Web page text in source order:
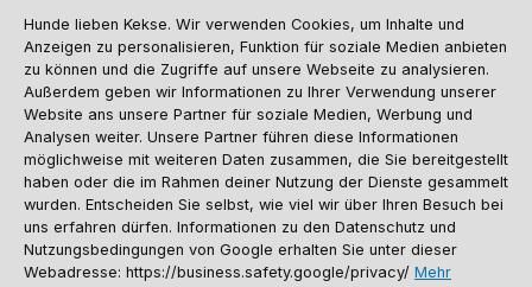
Oder über unserKontaktformular.
Vertrag widerrufen
Kundenservice
Informationen
Social Media und Kontakt
Hunde lieben Kekse. Wir verwenden Cookies, um Inhalte und
Anzeigen zu personalisieren, Funktion für soziale Medien anbieten
zu können und die Zugriffe auf unsere Webseite zu analysieren.
Außerdem geben wir Informationen zu Ihrer Verwendung unserer
Website ans unsere Partner für soziale Medien, Werbung und
Analysen weiter. Unsere Partner führen diese Informationen
möglichweise mit weiteren Daten zusammen, die Sie bereitgestellt
haben oder die im Rahmen deiner Nutzung der Dienste gesammelt
wurden. Entscheiden Sie selbst, wie viel wir über Ihren Besuch bei
uns erfahren dürfen. Informationen zu den Datenschutz und
Nutzungsbedingungen von Google erhalten Sie unter dieser
Webadresse: https://business.safety.google/privacy/ Mehr